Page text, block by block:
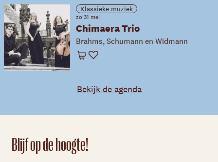
Klassieke muziek
zo 31 mei
Chimaera Trio
Brahms, Schumann en Widmann
Winkelwagen
Favoriet
Bekijk de agenda
Blijf op de hoogte!